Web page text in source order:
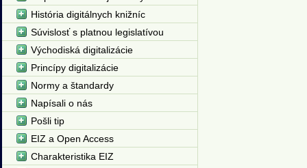
História digitálnych knižníc
Súvislosť s platnou legislatívou
Východiská digitalizácie
Princípy digitalizácie
Normy a štandardy
Napísali o nás
Pošli tip
EIZ a Open Access
Charakteristika EIZ